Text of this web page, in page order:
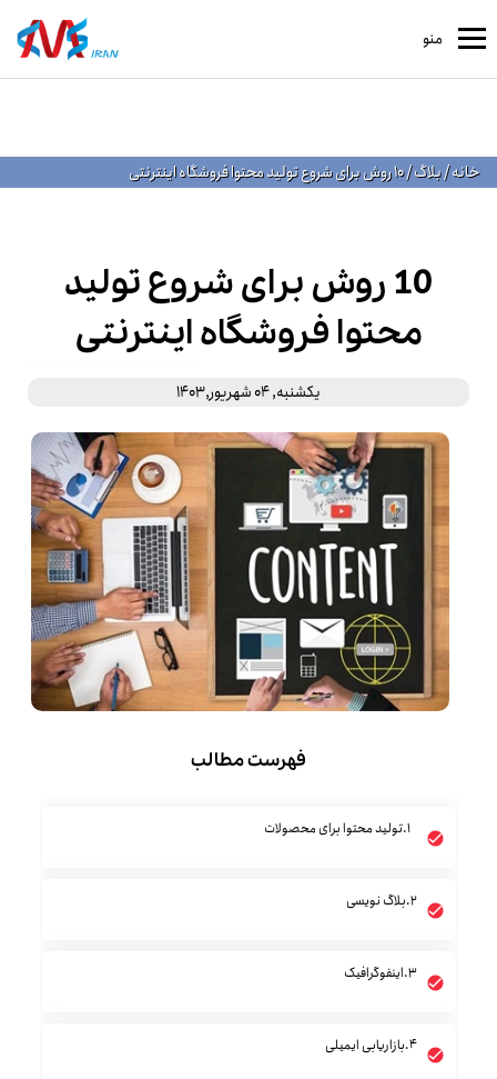
منو
خانه/بلاگ/10 روش برای شروع تولید محتوا فروشگاه اینترنتی
10 روش برای شروع تولید
محتوا فروشگاه اینترنتی
یکشنبه, 04 شهریور,1403
فهرست مطالب
1.تولید محتوا برای محصولات
2.بلاگ نویسی
3.اینفوگرافیک
4.بازاریابی ایمیلی